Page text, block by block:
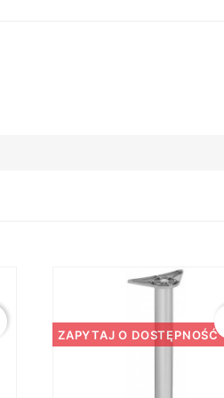
ZAPYTAJ O DOSTĘPNOŚĆ